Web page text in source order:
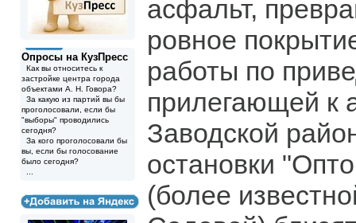
Опросы на КузПресс
Как вы относитесь к
застройке центра города
объектами А. Н. Говора?
За какую из партий вы бы
проголосовали, если бы
"выборы" проводились
сегодня?
За кого проголосовали бы
вы, если бы голосование
было сегодня?
асфальт,
ровное
работы по
прилегающей к
Заводской
остановки
(более